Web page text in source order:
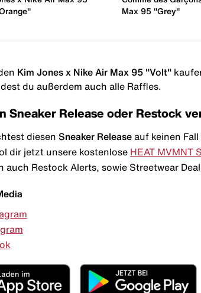
Max 95 "Grey"
Kim Jones x Nike Air Max 95 "Volt"
du außerdem auch alle Raffles.
Sneaker Release oder Restock
diesen Sneaker Release auf keinen
dir jetzt unsere kostenlose HEAT MVMNT
auch Restock Alerts, sowie Streetwear